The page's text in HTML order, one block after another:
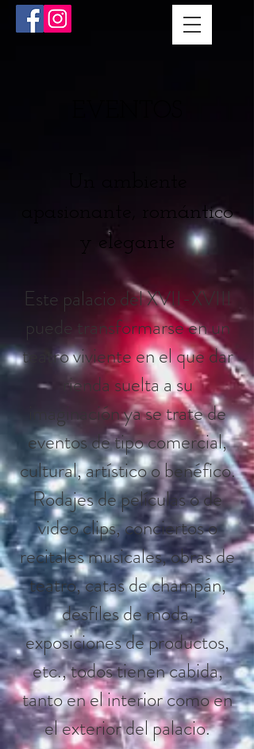
apasionante, romántico
y elegante
Este palacio del XVII-XVIII
puede transformarse en un
teatro viviente en el que dar
rienda suelta a su
imaginación ya se trate de
eventos de tipo comercial,
cultural, artístico o benéfico.
Rodajes de películas o de
video clips, conciertos o
recitales musicales, obras de
teatro, catas de champán,
desfiles de moda,
exposiciones de productos,
etc., todos tienen cabida,
tanto en el interior como en
el exterior del palacio.